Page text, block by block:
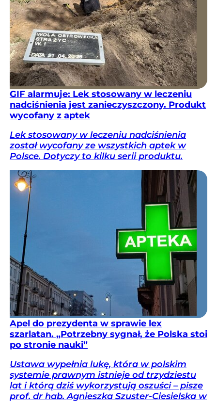
GIF alarmuje: Lek stosowany w leczeniu
nadciśnienia jest zanieczyszczony. Produkt
wycofany z aptek
Lek stosowany w leczeniu nadciśnienia
został wycofany ze wszystkich aptek w
Polsce. Dotyczy to kilku serii produktu.
Apel do prezydenta w sprawie lex
szarlatan. „Potrzebny sygnał, że Polska stoi
po stronie nauki”
Ustawa wypełnia lukę, która w polskim
systemie prawnym istnieje od trzydziestu
lat i którą dziś wykorzystują oszuści – pisze
prof. dr hab. Agnieszka Szuster-Ciesielska w